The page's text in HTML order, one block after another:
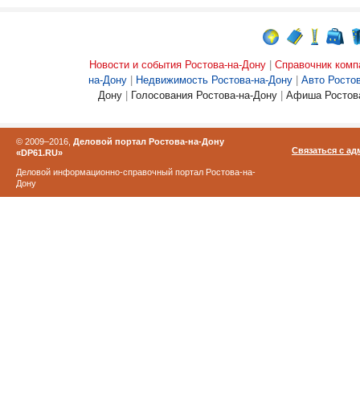
Новости и события Ростова-на-Дону
Справочник
на-Дону
Недвижимость Ростова-на-Дону
Авто
Дону
Голосования Ростова-на-Дону Афиша
© 2009–2016, Деловой портал Ростова-на-Дону
«DP61.RU»
Деловой информационно-справочный портал Ростова-на-
Дону
Связаться с